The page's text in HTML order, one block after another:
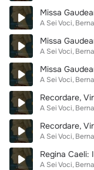
Missa
A Sei Voci
Missa
A Sei Voci
Missa
A Sei Voci
Recordare,
A Sei Voci
Recordare,
A Sei Voci
Regina Caeli:
A Sei Voci